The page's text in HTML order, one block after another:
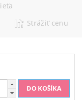
Strážiť cenu